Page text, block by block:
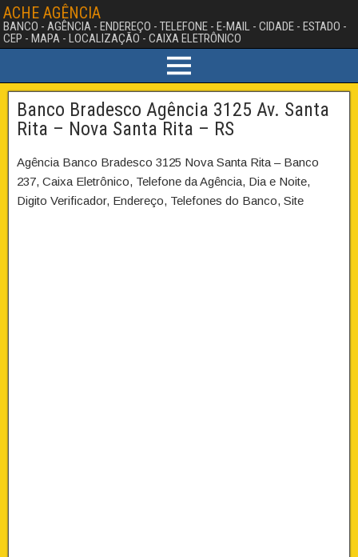
ACHE AGÊNCIA
BANCO - AGÊNCIA - ENDEREÇO - TELEFONE - E-MAIL - CIDADE - ESTADO -
CEP - MAPA - LOCALIZAÇÃO - CAIXA ELETRÔNICO
Banco Bradesco Agência 3125 Av. Santa
Rita – Nova Santa Rita – RS
Agência Banco Bradesco 3125 Nova Santa Rita – Banco
237, Caixa Eletrônico, Telefone da Agência, Dia e Noite,
Digito Verificador, Endereço, Telefones do Banco, Site